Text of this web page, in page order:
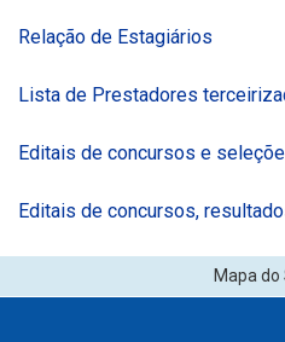
Relação de Estagiários
Lista de Prestadores
Editais de concursos e
Editais de concursos,
Mapa do